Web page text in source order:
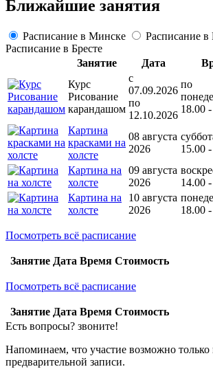
Ближайшие занятия
Расписание в Минске
Расписание в
Расписание в Бресте
Занятие
Дата
Курс
Рисование
карандашом
c
07.09.2026
по
12.10.2026
по
18.00
Картина
красками на
холсте
08 августа
2026
15.00
Картина на
холсте
09 августа
2026
14.00
Картина на
холсте
10 августа
2026
18.00
Посмотреть всё расписание
Занятие Дата Время Стоимость
Посмотреть всё расписание
Занятие Дата Время Стоимость
Eсть вопросы? звоните!
Напоминаем, что участие возможно только
предварительной записи.